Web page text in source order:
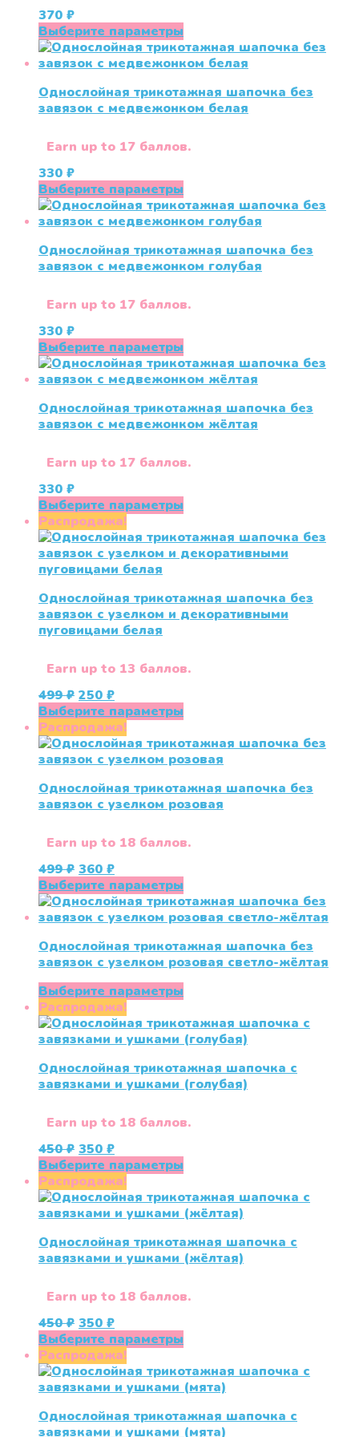
370 ₽
Выберите параметры
товар
имеет
вариаций.
Опции
выбрать
товара.
Однослойная трикотажная шапочка без
завязок с медвежонком белая
Earn up to 17 баллов.
330 ₽
Выберите параметры
товар
имеет
вариаций.
Опции
выбрать
товара.
Однослойная трикотажная шапочка без
завязок с медвежонком голубая
Earn up to 17 баллов.
330 ₽
Выберите параметры
товар
имеет
вариаций.
Опции
выбрать
товара.
Однослойная трикотажная шапочка без
завязок с медвежонком жёлтая
Earn up to 17 баллов.
330 ₽
Выберите параметры
имеет
несколько
можно
выбрать
товара.
Распродажа!
Однослойная трикотажная шапочка без
завязок с узелком и декоративными
пуговицами белая
Earn up to 13 баллов.
499₽ Первоначальная
цена
составляла
499 ₽.
250 ₽Текущая
цена:
250 ₽.
Выберите параметры
имеет
несколько
Опции
можно
на
Распродажа!
Однослойная трикотажная шапочка без
завязок с узелком розовая
Earn up to 18 баллов.
499₽ Первоначальная
цена
составляла
499 ₽.
360 ₽Текущая
цена:
360 ₽.
Выберите параметры
товар
имеет
вариаций.
Опции
можно
выбрать
странице
товара.
Однослойная трикотажная шапочка без
завязок с узелком розовая светло-жёлтая
Выберите параметры
имеет
несколько
Опции
можно
на
Распродажа!
Однослойная трикотажная шапочка с
завязками и ушками (голубая)
Earn up to 18 баллов.
450₽ Первоначальная
цена
составляла
450 ₽.
350 ₽Текущая
цена:
350 ₽.
Выберите параметры
имеет
несколько
Опции
можно
на
Распродажа!
Однослойная трикотажная шапочка с
завязками и ушками (жёлтая)
Earn up to 18 баллов.
450₽ Первоначальная
цена
составляла
450 ₽.
350 ₽Текущая
цена:
350 ₽.
Выберите параметры
имеет
несколько
Опции
Распродажа!
Однослойная трикотажная шапочка с
завязками и ушками (мята)